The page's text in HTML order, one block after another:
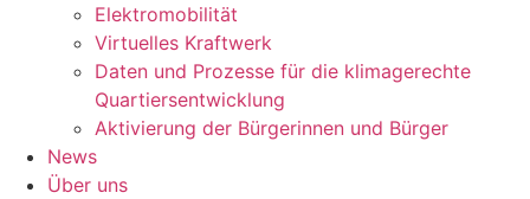
Elektromobilität
Virtuelles Kraftwerk
Daten und Prozesse für die klimagerechte
Quartiersentwicklung
Aktivierung der Bürgerinnen und Bürger
News
Über uns